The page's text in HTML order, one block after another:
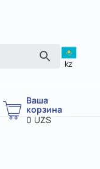
kz
Ваша
корзина
0 UZS